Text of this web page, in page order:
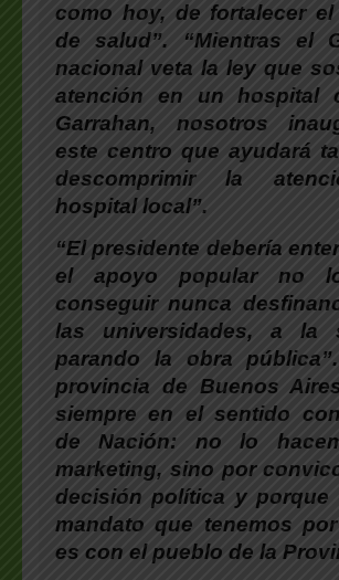
como hoy, de fortalecer el
de salud”. “Mientras el
nacional veta la ley que
atención en un hospital
Garrahan, nosotros
este centro que ayudará
descomprimir la
hospital local”.
“El presidente debería
el apoyo popular no
conseguir nunca
las universidades, a la
parando la obra
provincia de Buenos
siempre en el sentido
de Nación: no lo
marketing, sino por
decisión política y porque
mandato que tenemos
es con el pueblo de la